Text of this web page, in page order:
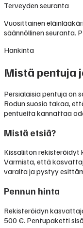
Terveyden seuranta
Vuosittainen
säännöllinen seuranta.
Hankinta
Mistä pentuja
Persialaisia pentuja on
Rodun suosio takaa,
pentueita kannattaa
Mistä etsiä?
Kissaliiton
Varmista, että
varalta ja pystyy
Pennun hinta
Rekisteröidyn
500 €. Pentupaketti